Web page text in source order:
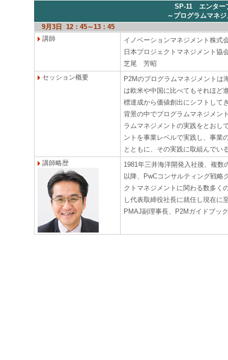
SP-11 エンター
～プログラムマネ
9月3日 12：45～13：45
講師
イノベーションマネジメント株
日本プロジェクトマネジメント
芝尾 芳昭
セッション概要
P2Mのプログラムマネジメントは
は欧米や中国に比べてもそれほど
標達成から価値創出にシフトして
背景の中でプログラムマネジメン
ラムマネジメントの実践をとおし
ントを事業レベルで実践し、事業
とともに、その実践に取組んでい
講師略歴
1981年三井海洋開発入社後、複数
以降、PwCコンサルティング戦略
クトマネジメントに関わる数多く
し代表取締役社長に就任し現在に
PMAJ副理事長、P2Mガイドブッ